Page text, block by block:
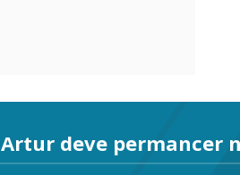
Artur deve permancer